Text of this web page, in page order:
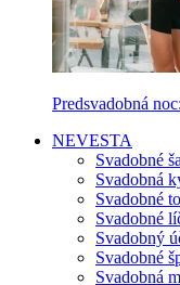
Predsvadobná
NEVESTA
Svadobné
Svadobná
Svadobné
Svadobné
Svadobný
Svadobné
Svadobná